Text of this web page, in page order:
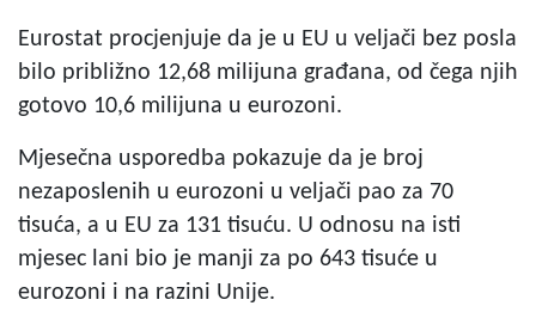
Eurostat procjenjuje da je u EU u veljači bez posla
bilo približno 12,68 milijuna građana, od čega njih
gotovo 10,6 milijuna u eurozoni.
Mjesečna usporedba pokazuje da je broj
nezaposlenih u eurozoni u veljači pao za 70
tisuća, a u EU za 131 tisuću. U odnosu na isti
mjesec lani bio je manji za po 643 tisuće u
eurozoni i na razini Unije.